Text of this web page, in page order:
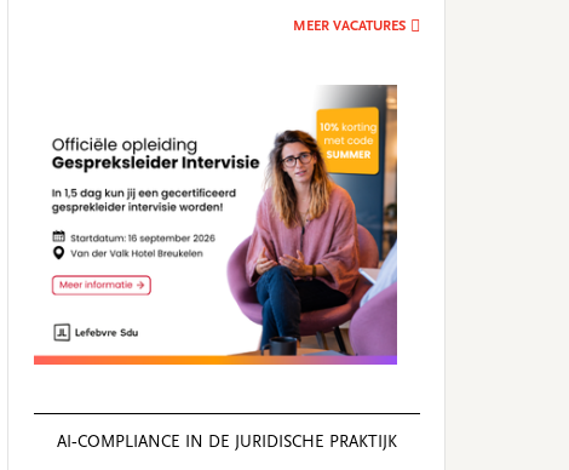
MEER VACATURES
AI‑COMPLIANCE IN DE JURIDISCHE PRAKTIJK